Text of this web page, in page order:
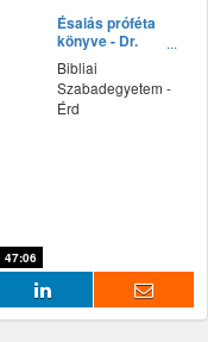
47:06
fff
Ésaiás próféta
könyve - Dr.
Szigeti Jenő
előadása
Bibliai
Szabadegyetem -
Érd